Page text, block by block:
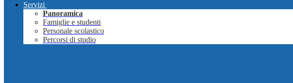
Servizi
Panoramica
Famiglie e studenti
Personale scolastico
Percorsi di studio